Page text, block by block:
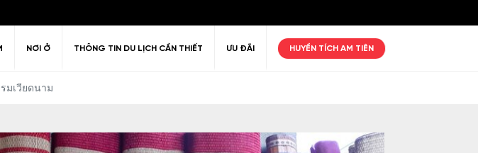
NƠI Ở THÔNG TIN DU LỊCH CẦN THIẾT ƯU ĐÃI HUYỀN TÍCH AM TIÊN
มเวียดนาม